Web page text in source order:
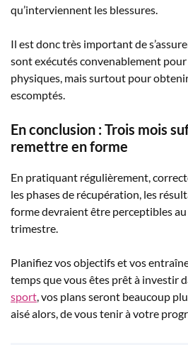
qu’interviennent les blessures.
Il est donc très important de
sont exécutés convenablement
physiques, mais surtout pour
escomptés.
En conclusion : Trois mois
remettre en forme
En pratiquant régulièrement,
les phases de récupération, les
forme devraient être perceptibles
trimestre.
Planifiez vos objectifs et vos
temps que vous êtes prêt à investir
sport , vos plans seront beaucoup
aisé alors, de vous tenir à votre